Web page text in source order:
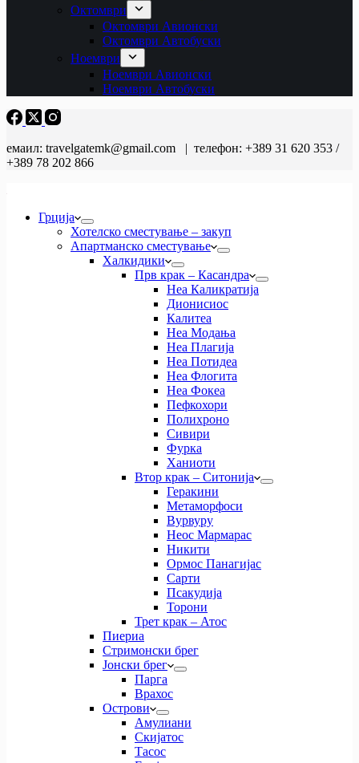
Октомври
Октомври Авионски
Октомври Автобуски
Ноември
Ноември Авионски
Ноември Автобуски
емаил: travelgatemk@gmail.com | телефон: +389 31 620 353 /
+389 78 202 866
Грција
Хотелско сместување – закуп
Апартманско сместување
Халкидики
Прв крак – Касандра
Неа Каликратија
Дионисиос
Калитеа
Неа Модања
Неа Плагија
Неа Потидеа
Неа Флогита
Неа Фокеа
Пефкохори
Полихроно
Сивири
Фурка
Ханиоти
Втор крак – Ситонија
Геракини
Метаморфоси
Вурвуру
Неос Мармарас
Никити
Ормос Панагијас
Сарти
Псакудија
Торони
Трет крак – Атос
Пиериа
Стримонски брег
Јонски брег
Парга
Врахос
Острови
Амулиани
Скијатос
Тасос